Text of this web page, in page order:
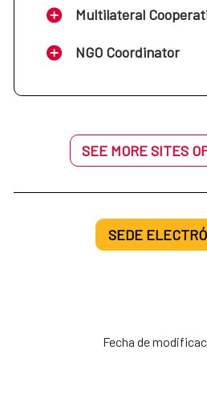
Multilateral
NGO Coordinator
SEE MORE SITES
SEDE
Fecha de